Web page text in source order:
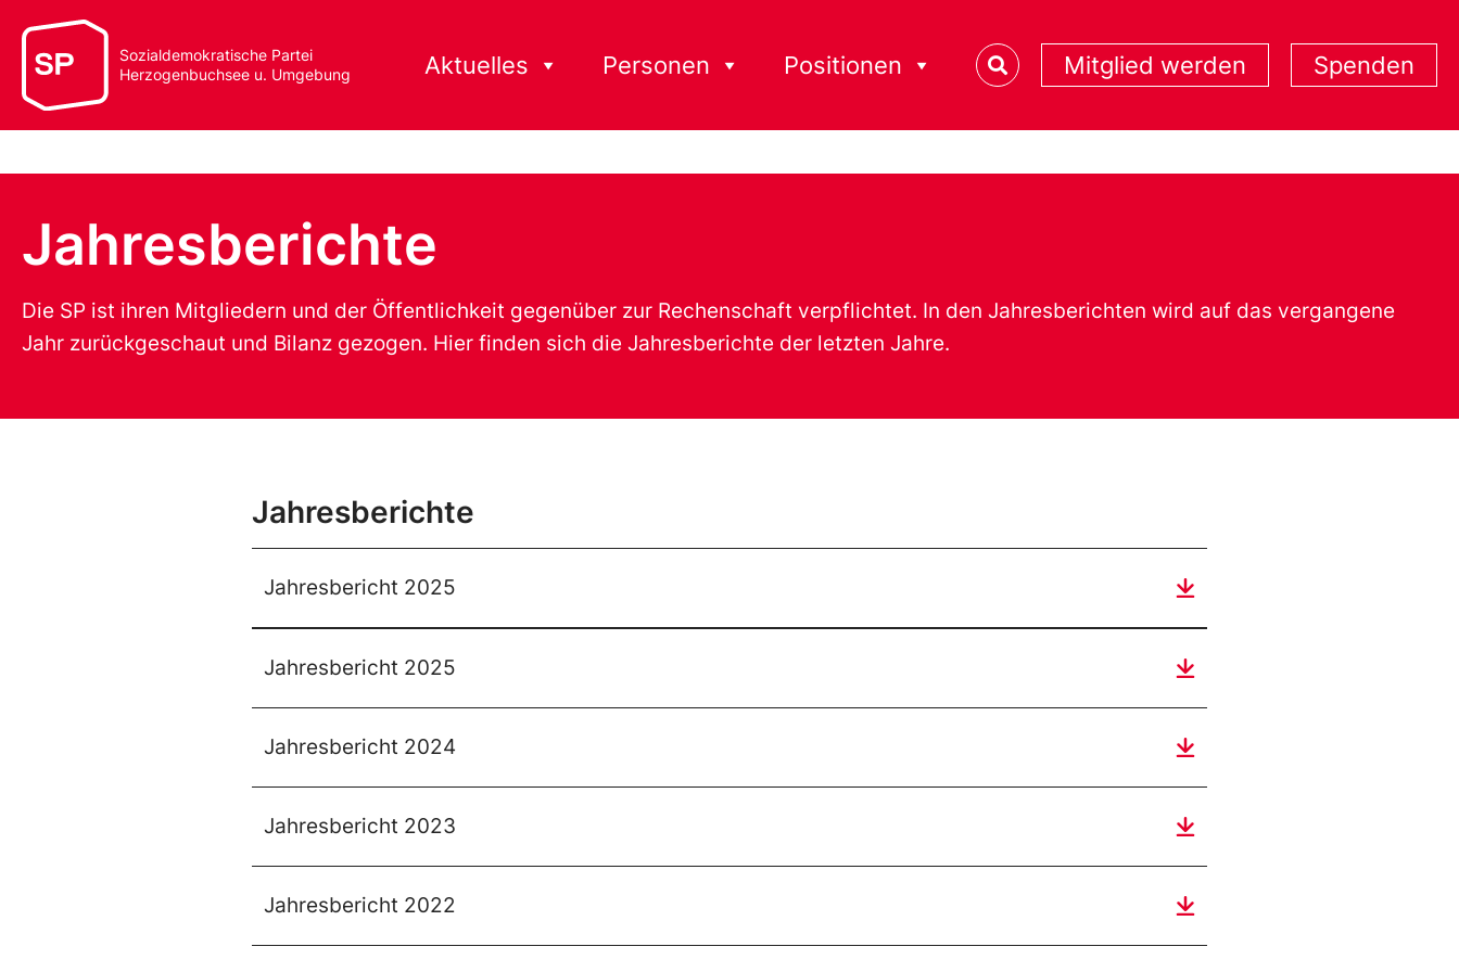
Sozialdemokratische Partei
Herzogenbuchsee u. Umgebung
Aktuelles Personen Positionen Mitglied werden Spenden
Jahresberichte
Die SP ist ihren Mitgliedern und der Öffentlichkeit gegenüber zur Rechenschaft verpflichtet. In den Jahresberichten wird auf das vergangene
Jahr zurückgeschaut und Bilanz gezogen. Hier finden sich die Jahresberichte der letzten Jahre.
Jahresberichte
Jahresbericht 2025
Jahresbericht 2025
Jahresbericht 2024
Jahresbericht 2023
Jahresbericht 2022